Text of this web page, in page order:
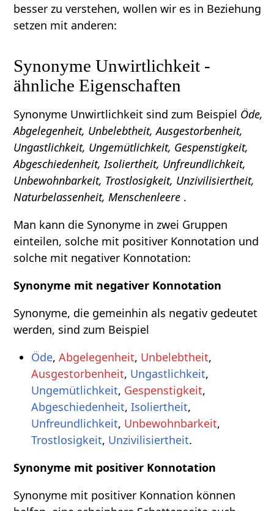
besser zu verstehen, wollen wir es in Beziehung
setzen mit anderen:
Synonyme Unwirtlichkeit -
ähnliche Eigenschaften
Synonyme Unwirtlichkeit sind zum Beispiel Öde,
Abgelegenheit, Unbelebtheit, Ausgestorbenheit,
Ungastlichkeit, Ungemütlichkeit, Gespenstigkeit,
Abgeschiedenheit, Isoliertheit, Unfreundlichkeit,
Unbewohnbarkeit, Trostlosigkeit, Unzivilisiertheit,
Naturbelassenheit, Menschenleere .
Man kann die Synonyme in zwei Gruppen
einteilen, solche mit positiver Konnotation und
solche mit negativer Konnotation:
Synonyme mit negativer Konnotation
Synonyme, die gemeinhin als negativ gedeutet
werden, sind zum Beispiel
Öde, Abgelegenheit, Unbelebtheit,
Ausgestorbenheit, Ungastlichkeit,
Ungemütlichkeit, Gespenstigkeit,
Abgeschiedenheit, Isoliertheit,
Unfreundlichkeit, Unbewohnbarkeit,
Trostlosigkeit, Unzivilisiertheit.
Synonyme mit positiver Konnotation
Synonyme mit positiver Konnation können